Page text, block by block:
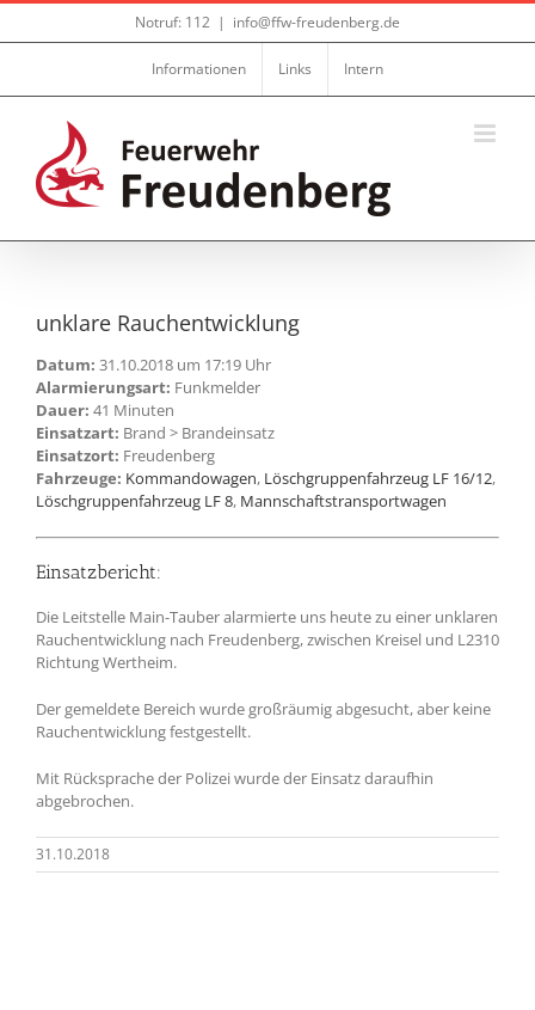
Zum
Notruf: 112 | info@ffw-freudenberg.de
Informationen Links Intern
unklare Rauchentwicklung
Datum: 31.10.2018 um 17:19 Uhr
Alarmierungsart: Funkmelder
Dauer: 41 Minuten
Einsatzart: Brand > Brandeinsatz
Einsatzort: Freudenberg
Fahrzeuge: Kommandowagen, Löschgruppenfahrzeug LF 16/12,
Löschgruppenfahrzeug LF 8, Mannschaftstransportwagen
Einsatzbericht:
Die Leitstelle Main-Tauber alarmierte uns heute zu einer unklaren
Rauchentwicklung nach Freudenberg, zwischen Kreisel und L2310
Richtung Wertheim.
Der gemeldete Bereich wurde großräumig abgesucht, aber keine
Rauchentwicklung festgestellt.
Mit Rücksprache der Polizei wurde der Einsatz daraufhin
abgebrochen.
31.10.2018